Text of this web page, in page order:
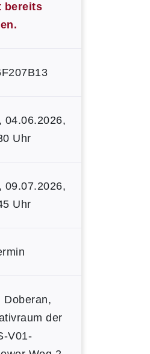
bereits
, 04.06.2026,
Uhr
, 09.07.2026,
Uhr
Doberan,
der
V01-